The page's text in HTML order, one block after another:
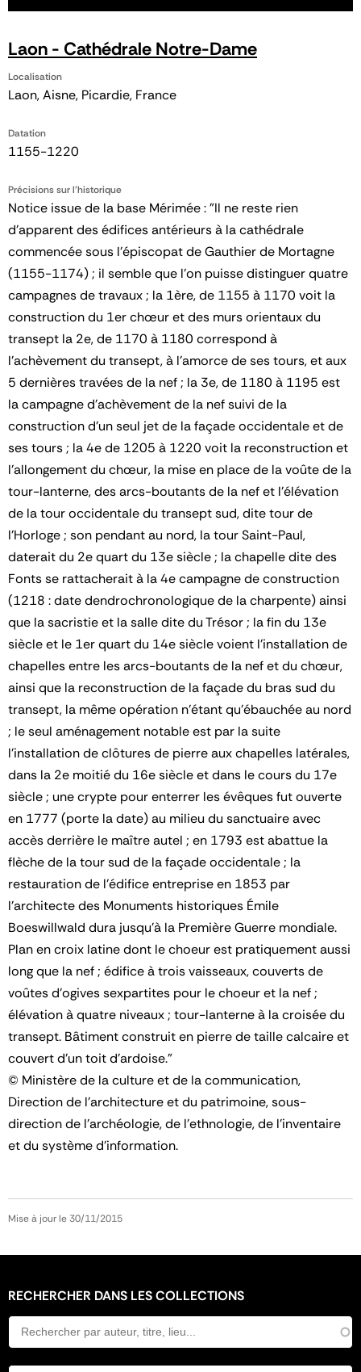
Laon - Cathédrale Notre-Dame
Localisation
Laon, Aisne, Picardie, France
Datation
1155-1220
Précisions sur l'historique
Notice issue de la base Mérimée : "Il ne reste rien
d'apparent des édifices antérieurs à la cathédrale
commencée sous l'épiscopat de Gauthier de Mortagne
(1155-1174) ; il semble que l'on puisse distinguer quatre
campagnes de travaux ; la 1ère, de 1155 à 1170 voit la
construction du 1er chœur et des murs orientaux du
transept la 2e, de 1170 à 1180 correspond à
l'achèvement du transept, à l'amorce de ses tours, et aux
5 dernières travées de la nef ; la 3e, de 1180 à 1195 est
la campagne d'achèvement de la nef suivi de la
construction d'un seul jet de la façade occidentale et de
ses tours ; la 4e de 1205 à 1220 voit la reconstruction et
l'allongement du chœur, la mise en place de la voûte de la
tour-lanterne, des arcs-boutants de la nef et l'élévation
de la tour occidentale du transept sud, dite tour de
l'Horloge ; son pendant au nord, la tour Saint-Paul,
daterait du 2e quart du 13e siècle ; la chapelle dite des
Fonts se rattacherait à la 4e campagne de construction
(1218 : date dendrochronologique de la charpente) ainsi
que la sacristie et la salle dite du Trésor ; la fin du 13e
siècle et le 1er quart du 14e siècle voient l'installation de
chapelles entre les arcs-boutants de la nef et du chœur,
ainsi que la reconstruction de la façade du bras sud du
transept, la même opération n'étant qu'ébauchée au nord
; le seul aménagement notable est par la suite
l'installation de clôtures de pierre aux chapelles latérales,
dans la 2e moitié du 16e siècle et dans le cours du 17e
siècle ; une crypte pour enterrer les évêques fut ouverte
en 1777 (porte la date) au milieu du sanctuaire avec
accès derrière le maître autel ; en 1793 est abattue la
flèche de la tour sud de la façade occidentale ; la
restauration de l'édifice entreprise en 1853 par
l'architecte des Monuments historiques Émile
Boeswillwald dura jusqu'à la Première Guerre mondiale.
Plan en croix latine dont le choeur est pratiquement aussi
long que la nef ; édifice à trois vaisseaux, couverts de
voûtes d'ogives sexpartites pour le choeur et la nef ;
élévation à quatre niveaux ; tour-lanterne à la croisée du
transept. Bâtiment construit en pierre de taille calcaire et
couvert d'un toit d'ardoise."
© Ministère de la culture et de la communication,
Direction de l'architecture et du patrimoine, sous-
direction de l'archéologie, de l'ethnologie, de l'inventaire
et du système d'information.
Mise à jour le 30/11/2015
RECHERCHER DANS LES COLLECTIONS